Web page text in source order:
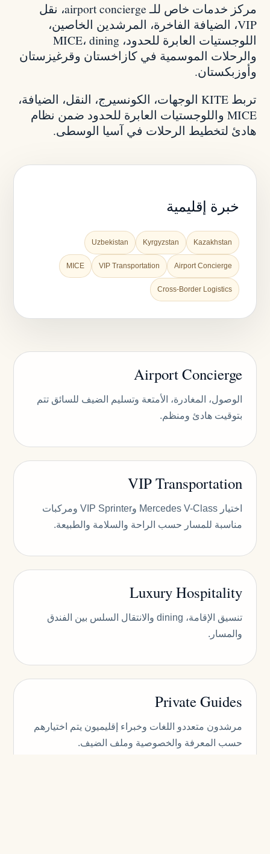
مركز خدمات خاص للـ airport concierge، نقل
VIP، الضيافة الفاخرة، المرشدين الخاصين،
اللوجستيات العابرة للحدود، MICE، dining
والرحلات الموسمية في كازاخستان وقرغيزستان
وأوزبكستان.
تربط KITE الوجهات، الكونسيرج، النقل، الضيافة،
MICE واللوجستيات العابرة للحدود ضمن نظام
هادئ لتخطيط الرحلات في آسيا الوسطى.
خبرة إقليمية
Kazakhstan
Kyrgyzstan
Uzbekistan
Airport Concierge
VIP Transportation
MICE
Cross-Border Logistics
Airport Concierge
الوصول، المغادرة، الأمتعة وتسليم الضيف للسائق تتم
بتوقيت هادئ ومنظم.
VIP Transportation
اختيار Mercedes V-Class وVIP Sprinter ومركبات
مناسبة للمسار حسب الراحة والسلامة والطبيعة.
Luxury Hospitality
تنسيق الإقامة، dining والانتقال السلس بين الفندق
والمسار.
Private Guides
مرشدون متعددو اللغات وخبراء إقليميون يتم اختيارهم
حسب المعرفة والخصوصية وملف الضيف.